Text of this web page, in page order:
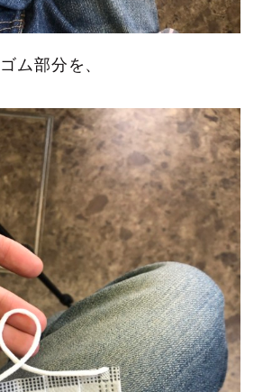
ム部分を、